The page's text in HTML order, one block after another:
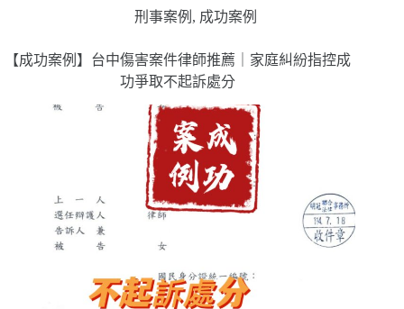
刑事案例 , 成功案例
【成功案例】台中傷害案件律師推薦｜家庭糾紛指控成
功爭取不起訴處分